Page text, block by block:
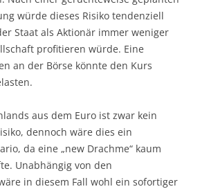
würde dieses Risiko tendenziell
Staat als Aktionär immer weniger
profitieren würde. Eine
an der Börse könnte den Kurs
aus dem Euro ist zwar kein
dennoch wäre dies ein
da eine „new Drachme“ kaum
Unabhängig von den
in diesem Fall wohl ein sofortiger